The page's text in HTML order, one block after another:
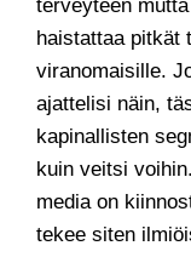
terveyteen
haistattaa pitkät
viranomaisille.
ajattelisi näin,
kapinallisten
kuin veitsi
media on
tekee siten